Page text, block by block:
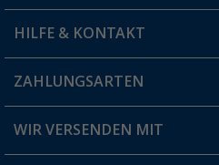
Vorteilskarte
Blog
Jobs & Karriere
HILFE & KONTAKT
FAQ & Kontakt
Versandinformationen
ZAHLUNGSARTEN
WIR VERSENDEN MIT